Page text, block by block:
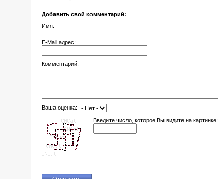
Добавить свой комментарий:
Имя:
E-Mail адрес:
Комментарий:
Ваша оценка:
Введите число, которое Вы видите на картинке: